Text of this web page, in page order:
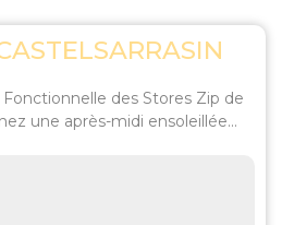
des Stores Zip de
une après-midi ensoleillée...